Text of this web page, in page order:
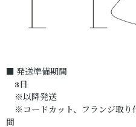
■ 発送準備期間
3日
※以降発送
※コードカット、フランジ取り
間